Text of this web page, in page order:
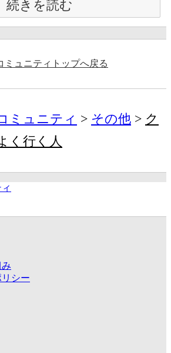
続きを読む
ミュニティトップへ戻る
ミュニティ その他
ク
く行く人
シー